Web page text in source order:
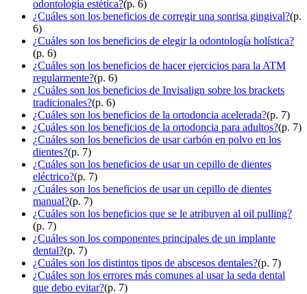
odontología estética?(p. 6)
¿Cuáles son los beneficios de corregir una sonrisa gingival?(p.
6)
¿Cuáles son los beneficios de elegir la odontología holística?
(p. 6)
¿Cuáles son los beneficios de hacer ejercicios para la ATM
regularmente?(p. 6)
¿Cuáles son los beneficios de Invisalign sobre los brackets
tradicionales?(p. 6)
¿Cuáles son los beneficios de la ortodoncia acelerada?(p. 7)
¿Cuáles son los beneficios de la ortodoncia para adultos?(p. 7)
¿Cuáles son los beneficios de usar carbón en polvo en los
dientes?(p. 7)
¿Cuáles son los beneficios de usar un cepillo de dientes
eléctrico?(p. 7)
¿Cuáles son los beneficios de usar un cepillo de dientes
manual?(p. 7)
¿Cuáles son los beneficios que se le atribuyen al oil pulling?
(p. 7)
¿Cuáles son los componentes principales de un implante
dental?(p. 7)
¿Cuáles son los distintos tipos de abscesos dentales?(p. 7)
¿Cuáles son los errores más comunes al usar la seda dental
que debo evitar?(p. 7)